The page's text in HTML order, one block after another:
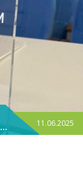
11.06.2025